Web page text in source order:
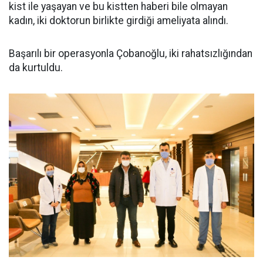
kist ile yaşayan ve bu kistten haberi bile olmayan
kadın, iki doktorun birlikte girdiği ameliyata alındı.
Başarılı bir operasyonla Çobanoğlu, iki rahatsızlığından
da kurtuldu.